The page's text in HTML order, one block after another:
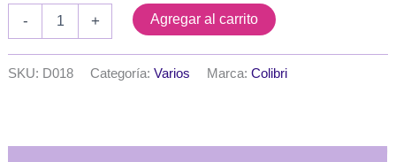
-
teñido
+ Agregar al carrito
SKU: D018 Categoría:Varios Marca:Colibri